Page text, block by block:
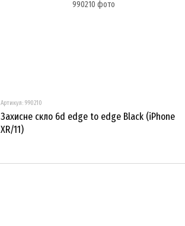
Артикул: 990210
Захисне скло 6d edge to edge Black (iPhone
XR/11)